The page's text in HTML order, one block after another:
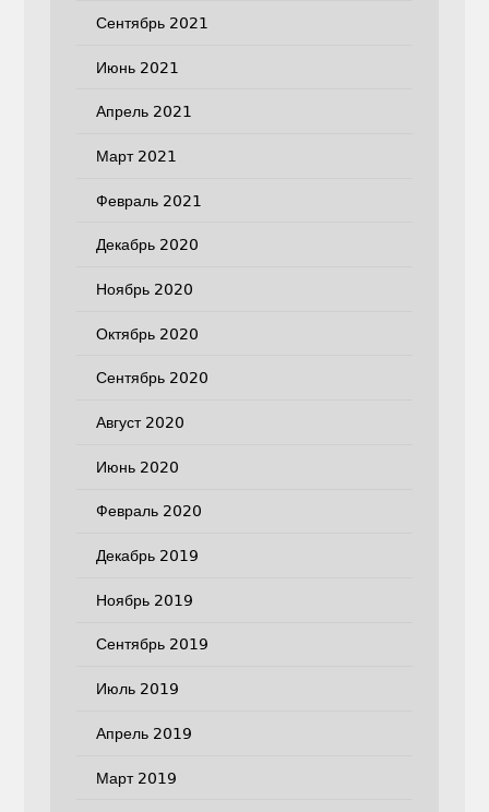
Сентябрь 2021
Июнь 2021
Апрель 2021
Март 2021
Февраль 2021
Декабрь 2020
Ноябрь 2020
Октябрь 2020
Сентябрь 2020
Август 2020
Июнь 2020
Февраль 2020
Декабрь 2019
Ноябрь 2019
Сентябрь 2019
Июль 2019
Апрель 2019
Март 2019